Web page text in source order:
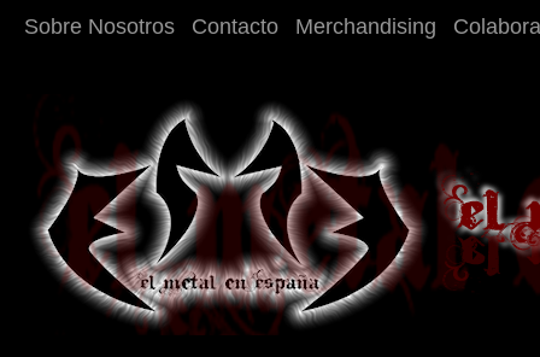
Sobre Nosotros Contacto Merchandising